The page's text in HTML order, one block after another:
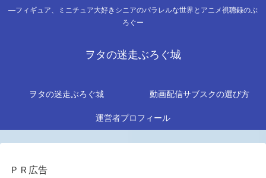
―フィギュア、ミニチュア大好きシニアのパラレルな世界とアニメ視聴録のぶ
ろぐー
ヲタの迷走ぶろぐ城
ヲタの迷走ぶろぐ城 動画配信サブスクの選び方
運営者プロフィール
ＰＲ広告